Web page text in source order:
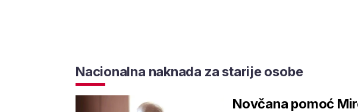
Nacionalna naknada za starije osobe
Novčana pomoć